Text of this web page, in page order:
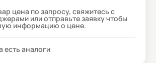
цена по запросу, свяжитесь с
или отправьте заявку чтобы
информацию о цене.
есть аналоги